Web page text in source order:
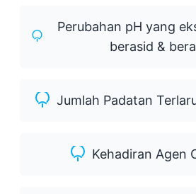
Perubahan pH yang
berasid &
Jumlah Padatan
Kehadiran Agen